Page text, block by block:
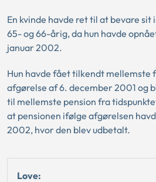
En kvinde havde ret til at bevare
65- og 66-årig, da hun havde
januar 2002.
Hun havde fået tilkendt mellemste
afgørelse af 6. december 2001 og
til mellemste pension fra
at pensionen ifølge afgørelsen
2002, hvor den blev udbetalt.
Love: